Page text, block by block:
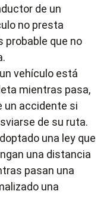
de un
no presta
probable que no
vehículo está
mientras pasa,
un accidente si
de su ruta.
una ley que
una distancia
pasan una
una